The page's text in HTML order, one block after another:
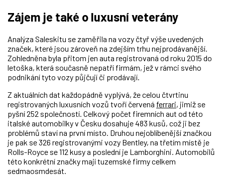
Zájem je také o luxusní veterány
Analýza Saleskitu se zaměřila na vozy čtyř výše uvedených
značek, které jsou zároveň na zdejším trhu nejprodávanější.
Zohledněna byla přitom jen auta registrovaná od roku 2015 do
letoška, která současně nepatří firmám, jež v rámci svého
podnikání tyto vozy půjčují či prodávají.
Z aktuálních dat každopádně vyplývá, že celou čtvrtinu
registrovaných luxusních vozů tvoří červená ferrari, jimiž se
pyšní 252 společností. Celkový počet firemních aut od této
italské automobilky v Česku dosahuje 483 kusů, což ji bez
problémů staví na první místo. Druhou nejoblíbenější značkou
je pak se 326 registrovanými vozy Bentley, na třetím místě je
Rolls-Royce se 112 kusy a poslední je Lamborghini. Automobilů
této konkrétní značkymají tuzemské firmy celkem
sedmaosmdesát.